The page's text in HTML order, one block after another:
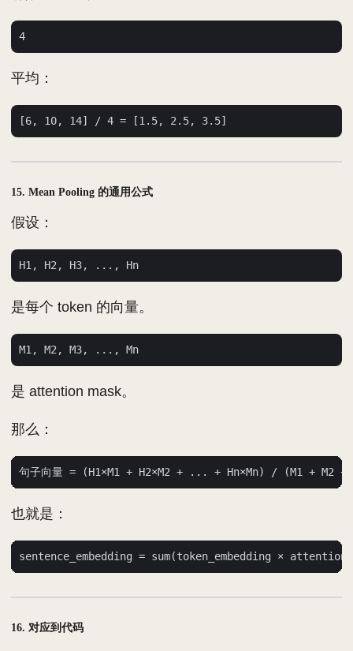
平均：
15. Mean Pooling 的通用公式
假设：
是每个 token 的向量。
是 attention mask。
那么：
也就是：
16. 对应到代码